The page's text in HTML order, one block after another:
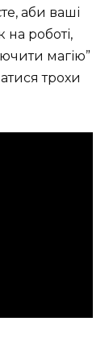
аби ваші
на роботі,
магію”
трохи